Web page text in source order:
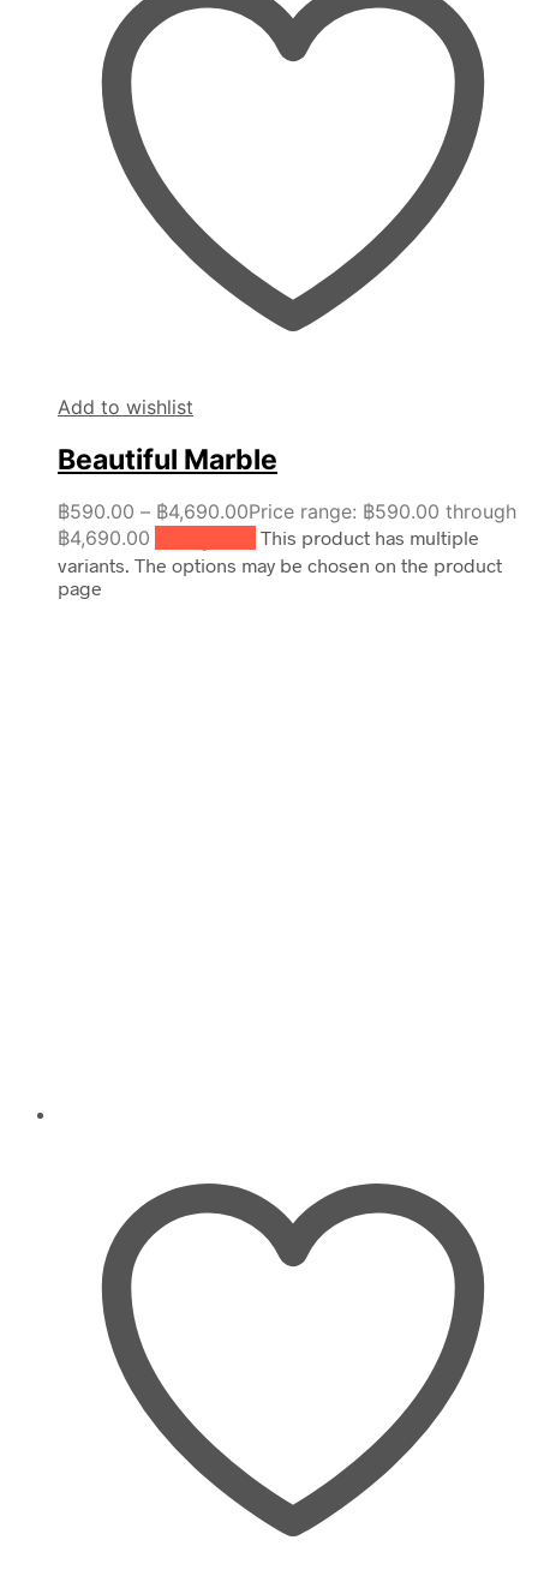
Add to wishlist
Beautiful Marble
฿590.00 – ฿4,690.00Price range: ฿590.00 through
฿4,690.00
This product has multiple
variants. The options may be chosen on the product
page